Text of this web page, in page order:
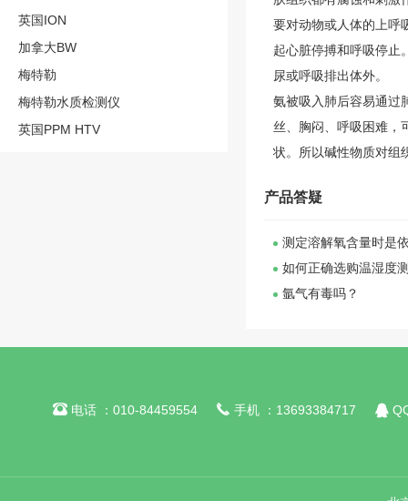
英国ION
加拿大BW
梅特勒
梅特勒水质检测仪
英国PPM HTV
要对动物或人体的上呼
起心脏停搏和呼吸停止
尿或呼吸排出体外。
氨被吸入肺后容易通过
丝、胸闷、呼吸困难，
状。所以碱性物质对组
产品答疑
测定溶解氧含量时是
如何正确选购温湿度
氩气有毒吗？
电话 ：010-84459554  手机 ：13693384717 